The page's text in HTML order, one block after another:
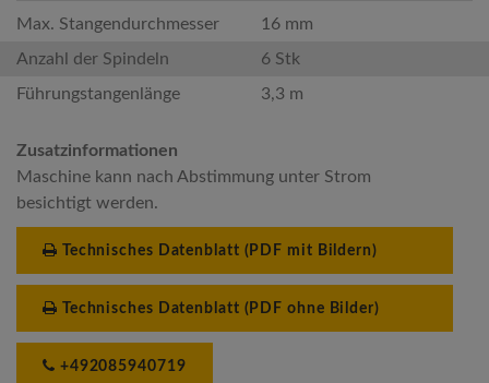
Max. Stangendurchmesser
16 mm
Anzahl der Spindeln
6 Stk
Führungstangenlänge
3,3 m
Zusatzinformationen
Maschine kann nach Abstimmung unter Strom
besichtigt werden.
Technisches Datenblatt (PDF mit Bildern)
Technisches Datenblatt (PDF ohne Bilder)
+492085940719